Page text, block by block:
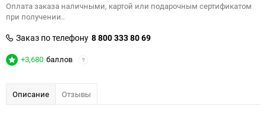
Оплата заказа наличными, картой или подарочным сертификатом
при получении..
Заказ по телефону 8 800 333 80 69
+3,680 баллов ?
Описание Отзывы